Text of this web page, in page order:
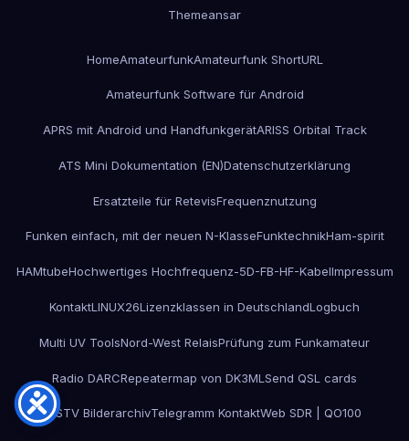
Themeansar
HomeAmateurfunkAmateurfunk ShortURL
Amateurfunk Software für Android
APRS mit Android und HandfunkgerätARISS Orbital Track
ATS Mini Dokumentation (EN)Datenschutzerklärung
Ersatzteile für RetevisFrequenznutzung
Funken einfach, mit der neuen N-KlasseFunktechnikHam-spirit
HAMtubeHochwertiges Hochfrequenz-5D-FB-HF-KabelImpressum
KontaktLINUX26Lizenzklassen in DeutschlandLogbuch
Multi UV ToolsNord-West RelaisPrüfung zum Funkamateur
Radio DARCRepeatermap von DK3ML Send QSL cards
SSTV BilderarchivTelegramm KontaktWeb SDR | QO100